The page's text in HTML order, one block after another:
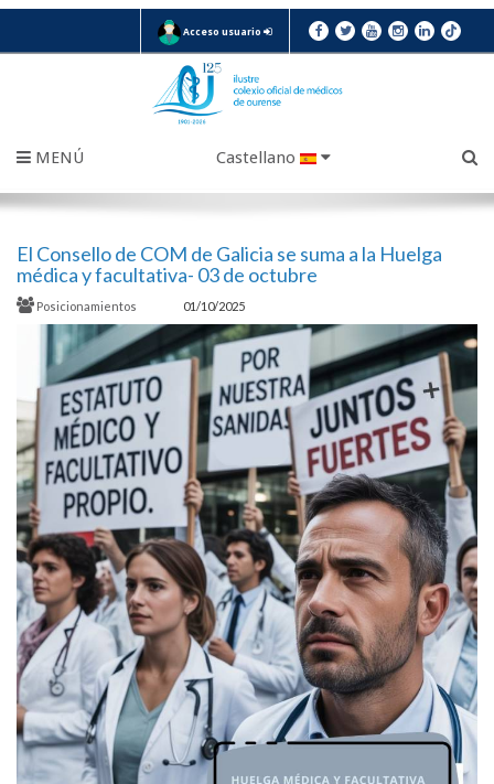
Acceso usuario
MENÚ Castellano
El Consello de COM de Galicia se suma a la Huelga
médica y facultativa- 03 de octubre
Posicionamientos 01/10/2025